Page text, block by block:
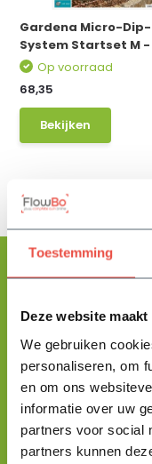
Toestemming
Deze website
We gebruiken
personaliseren, om
en om ons
informatie over uw
partners voor social
partners kunnen
Gardena Micro-Dip-
System Startset M -
Op voorraad
68,35
Bekijken
Stuur mij een
en vertel je alles wat